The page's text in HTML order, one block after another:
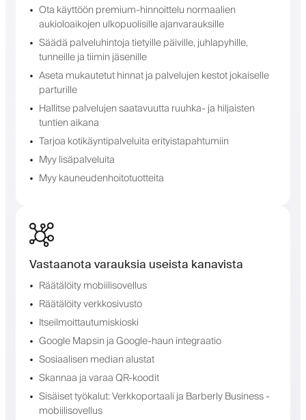
Ota käyttöön premium-hinnoittelu normaalien
aukioloaikojen ulkopuolisille ajanvarauksille
Säädä palveluhintoja tietyille päiville, juhlapyhille,
tunneille ja tiimin jäsenille
Aseta mukautetut hinnat ja palvelujen kestot jokaiselle
parturille
Hallitse palvelujen saatavuutta ruuhka- ja hiljaisten
tuntien aikana
Tarjoa kotikäyntipalveluita erityistapahtumiin
Myy lisäpalveluita
Myy kauneudenhoitotuotteita
Vastaanota varauksia useista kanavista
Räätälöity mobiilisovellus
Räätälöity verkkosivusto
Itseilmoittautumiskioski
Google Mapsin ja Google-haun integraatio
Sosiaalisen median alustat
Skannaa ja varaa QR-koodit
Sisäiset työkalut: Verkkoportaali ja Barberly Business -
mobiilisovellus